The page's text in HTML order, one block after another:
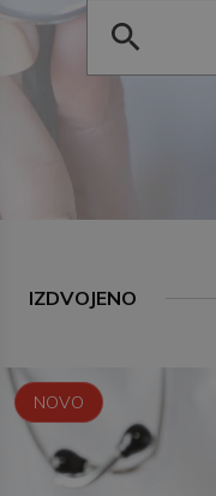
IZDVOJENO
NOVO